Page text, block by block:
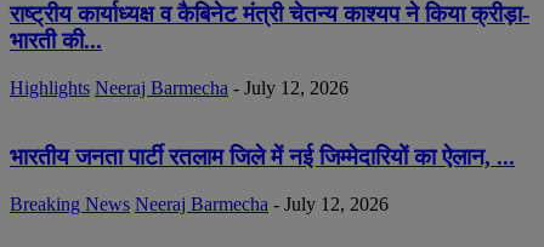
राष्ट्रीय कार्याध्यक्ष व कैबिनेट मंत्री चेतन्य काश्यप ने किया क्रीड़ा-
भारती की...
Highlights Neeraj Barmecha - July 12, 2026
भारतीय जनता पार्टी रतलाम जिले में नई जिम्मेदारियों का ऐलान, ...
Breaking News Neeraj Barmecha - July 12, 2026